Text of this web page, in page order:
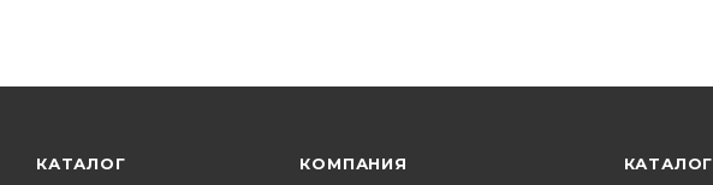
КАТАЛОГ КОМПАНИЯ КАТАЛОГ